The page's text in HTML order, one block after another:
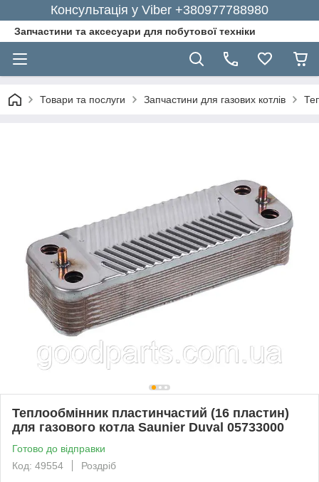
Консультація у Viber +380977788980
Запчастини та аксесуари для побутової техніки
Товари та послуги Запчастини для газових котлів
Теплообмінник пластинчастий (16 пластин)
для газового котла Saunier Duval 05733000
Готово до відправки
Код: 49554
Роздріб